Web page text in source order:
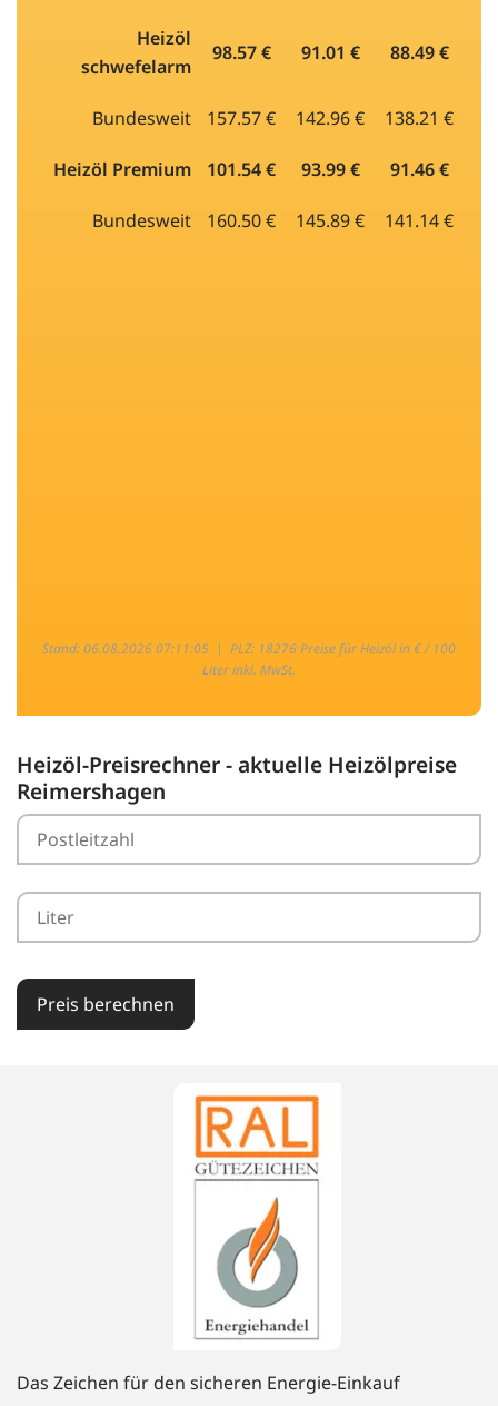
Heizöl
schwefelarm
98.57 € 91.01 € 88.49 €
Bundesweit 157.57 € 142.96 € 138.21 €
Heizöl Premium 101.54 € 93.99 € 91.46 €
Bundesweit 160.50 € 145.89 € 141.14 €
Stand: 06.08.2026 07:11:05 | PLZ: 18276 Preise für Heizöl in € / 100
Liter inkl. MwSt.
Heizöl-Preisrechner - aktuelle Heizölpreise
Reimershagen
Preis berechnen
Das Zeichen für den sicheren Energie-Einkauf